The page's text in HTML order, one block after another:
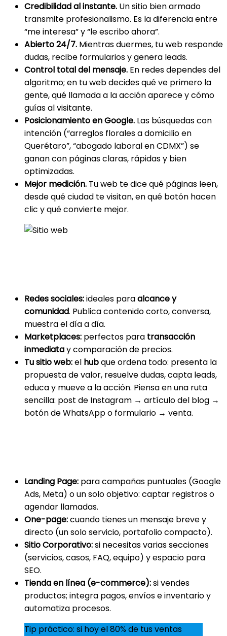
Credibilidad al instante. Un sitio bien armado
transmite profesionalismo. Es la diferencia entre
“me interesa” y “le escribo ahora”.
Abierto 24/7. Mientras duermes, tu web responde
dudas, recibe formularios y genera leads.
Control total del mensaje. En redes dependes del
algoritmo; en tu web decides qué ve primero la
gente, qué llamada a la acción aparece y cómo
guías al visitante.
Posicionamiento en Google. Las búsquedas con
intención (“arreglos florales a domicilio en
Querétaro”, “abogado laboral en CDMX”) se
ganan con páginas claras, rápidas y bien
optimizadas.
Mejor medición. Tu web te dice qué páginas leen,
desde qué ciudad te visitan, en qué botón hacen
clic y qué convierte mejor.
Redes sociales:ideales paraalcance y
comunidad. Publica contenido corto, conversa,
muestra el día a día.
Marketplaces: perfectos para transacción
inmediatay comparación de precios.
Tu sitio web:el hubque ordena todo: presenta la
propuesta de valor, resuelve dudas, capta leads,
educa y mueve a la acción. Piensa en una ruta
sencilla: post de Instagram → artículo del blog →
botón de WhatsApp o formulario → venta.
Landing Page: para campañas puntuales (Google
Ads, Meta) o un solo objetivo: captar registros o
agendar llamadas.
One-page:cuando tienes un mensaje breve y
directo (un solo servicio, portafolio compacto).
Sitio Corporativo:si necesitas varias secciones
(servicios, casos, FAQ, equipo) y espacio para
SEO.
Tienda en línea (e-commerce):si vendes
productos; integra pagos, envíos e inventario y
automatiza procesos.
Tip práctico: si hoy el 80% de tus ventas